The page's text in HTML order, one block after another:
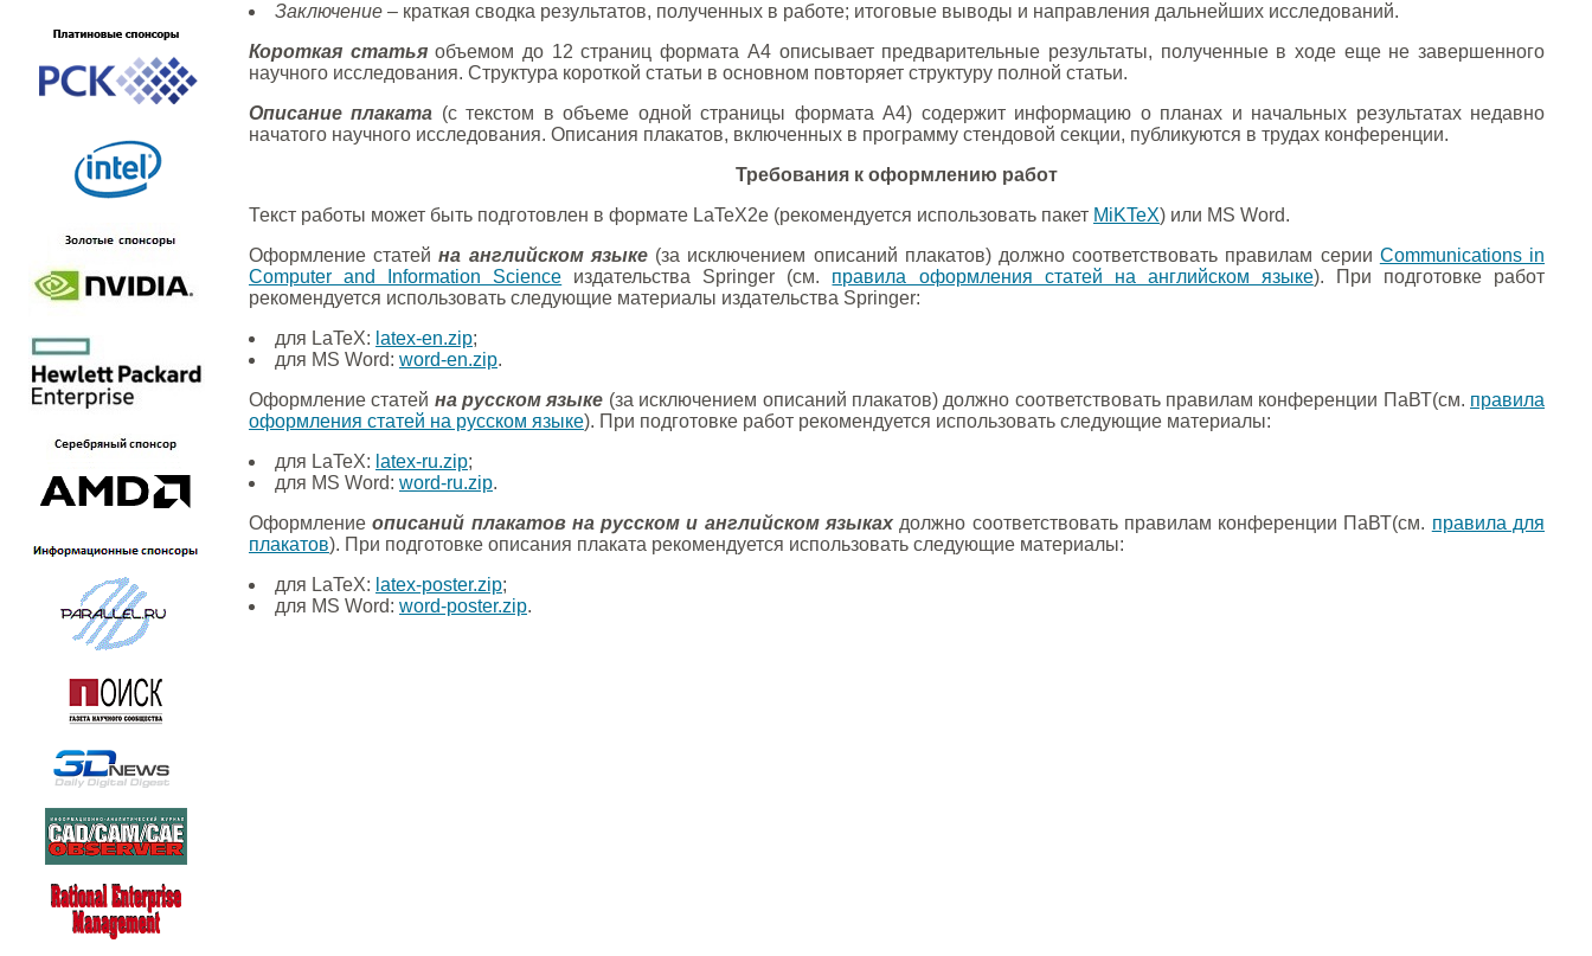
Заключение – краткая сводка результатов, полученных в работе; итоговые выводы и направления дальнейших исследований.
Короткая статьяобъемом до 12 страниц формата А4 описывает предварительные результаты, полученные в ходе еще не завершенного
научного исследования. Структура короткой статьи в основном повторяет структуру полной статьи.
Описание плаката (с текстом в объеме одной страницы формата А4) содержит информацию о планах и начальных результатах недавно
начатого научного исследования. Описания плакатов, включенных в программу стендовой секции, публикуются в трудах конференции.
Требования к оформлению работ
Текст работы может быть подготовлен в формате LaTeX2e (рекомендуется использовать пакет MiKTeX) или MS Word.
Оформление статейна английском языке(за исключением описаний плакатов) должно соответствовать правилам серии Communications in
Computer and Information Science издательства Springer (см. правила оформления статей на английском языке). При подготовке работ
рекомендуется использовать следующие материалы издательства Springer:
для LaTeX: latex-en.zip;
для MS Word: word-en.zip.
Оформление статей на русском языке (за исключением описаний плакатов) должно соответствовать правилам конференции ПаВТ(см. правила
оформления статей на русском языке). При подготовке работ рекомендуется использовать следующие материалы:
для LaTeX: latex-ru.zip;
для MS Word: word-ru.zip.
Оформлениеописаний плакатов на русском и английском языках должно соответствовать правилам конференции ПаВТ(см. правила для
плакатов). При подготовке описания плаката рекомендуется использовать следующие материалы:
для LaTeX: latex-poster.zip;
для MS Word: word-poster.zip.